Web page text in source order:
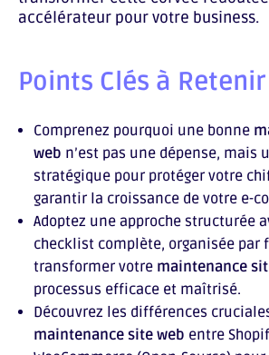
accélérateur pour votre business.
Points Clés à Retenir
Comprenez pourquoi une bonne
web n’est pas une dépense, mais
stratégique pour protéger votre
garantir la croissance de votre e-
Adoptez une approche structurée
checklist complète, organisée par
transformer votre maintenance
processus efficace et maîtrisé.
Découvrez les différences
maintenance site web entre